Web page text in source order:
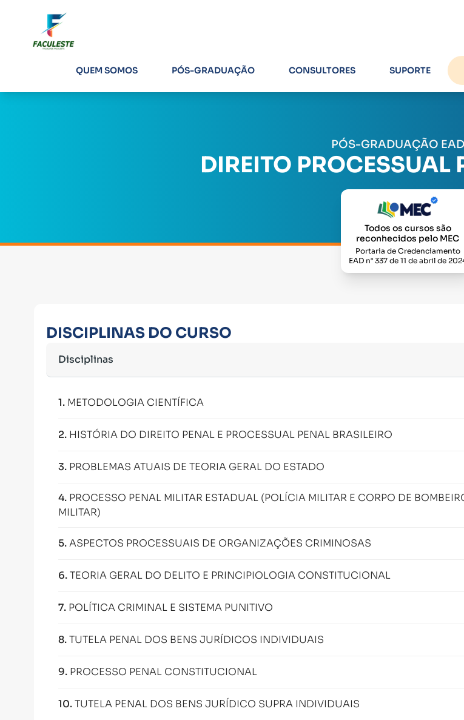
QUEM SOMOS PÓS-GRADUAÇÃO CONSULTORES SUPORTE
PÓS-GRADUAÇÃO
DIREITO
Todos os cursos são
reconhecidos pelo MEC
Portaria de Credenciamento
EAD n° 337 de 11 de abril de
DISCIPLINAS DO CURSO
Disciplinas
1. METODOLOGIA CIENTÍFICA
2. HISTÓRIA DO DIREITO PENAL E PROCESSUAL PENAL BRASILEIRO
3. PROBLEMAS ATUAIS DE TEORIA GERAL DO ESTADO
4. PROCESSO PENAL MILITAR ESTADUAL (POLÍCIA MILITAR E CORPO DE
MILITAR)
5.ASPECTOS PROCESSUAIS DE ORGANIZAÇÕES CRIMINOSAS
6.TEORIA GERAL DO DELITO E PRINCIPIOLOGIA CONSTITUCIONAL
7. POLÍTICA CRIMINAL E SISTEMA PUNITIVO
8.TUTELA PENAL DOS BENS JURÍDICOS INDIVIDUAIS
9. PROCESSO PENAL CONSTITUCIONAL
10.TUTELA PENAL DOS BENS JURÍDICO SUPRA INDIVIDUAIS